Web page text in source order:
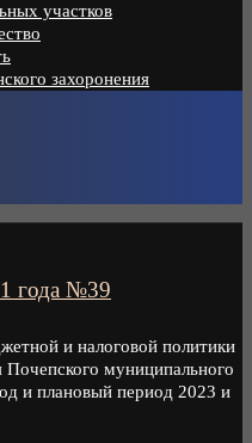
участков
захоронения
года №39
и налоговой политики
Почепского муниципального
и плановый период 2023 и